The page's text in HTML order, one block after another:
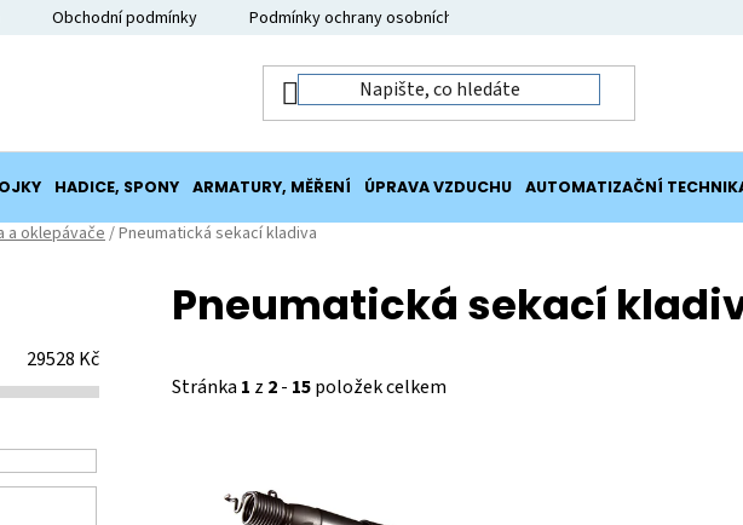
Obchodní podmínky Podmínky ochrany osobních údajů
HADICE, SPONY ARMATURY, MĚŘENÍ ÚPRAVA VZDUCHU AUTOMATIZAČNÍ
a oklepávače/Pneumatická sekací kladiva
29528 Kč
Pneumatická sekací
Stránka 1 z 2- 15položek celkem